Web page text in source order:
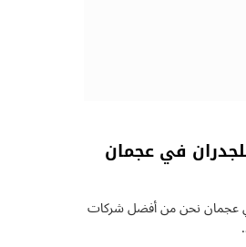
في عجمان
عجمان نحن من أفضل شركات